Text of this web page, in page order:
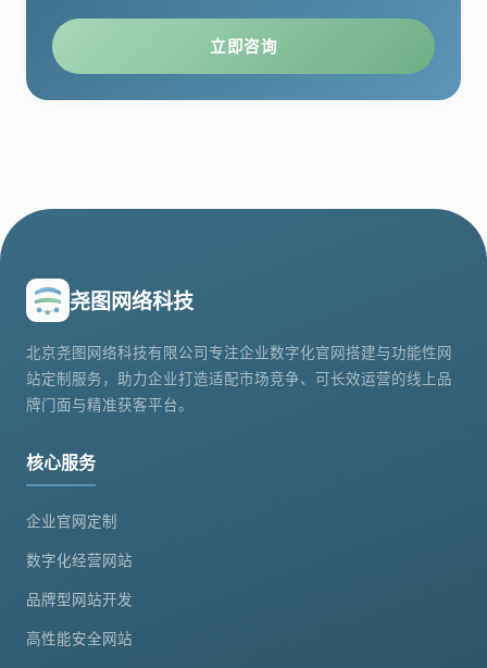
立即咨询
尧图网络科技
北京尧图网络科技有限公司专注企业数字化官网搭建与功能性网
站定制服务，助力企业打造适配市场竞争、可长效运营的线上品
牌门面与精准获客平台。
核心服务
企业官网定制
数字化经营网站
品牌型网站开发
高性能安全网站